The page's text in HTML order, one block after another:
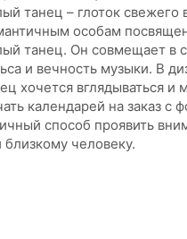
танец – глоток свежего
особам
танец. Он совмещает в
и вечность музыки. В
хочется вглядываться и
календарей на заказ с
способ проявить
близкому человеку.